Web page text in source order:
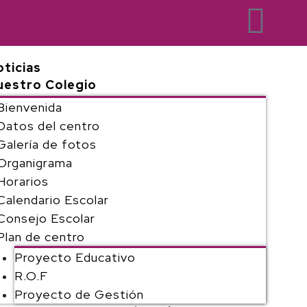
Colegio
del centro
de fotos
Escolar
Escolar
de centro
Proyecto Educativo
R.O.F
Proyecto de Gestión